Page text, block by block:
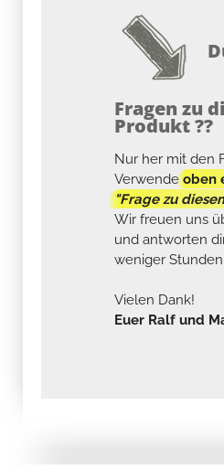
Fragen zu
Produkt ??
Nur her mit den
Verwendeoben
"Frage zu
Wir freuen uns
und antworten
weniger Stunden
Vielen Dank!
Euer Ralf und